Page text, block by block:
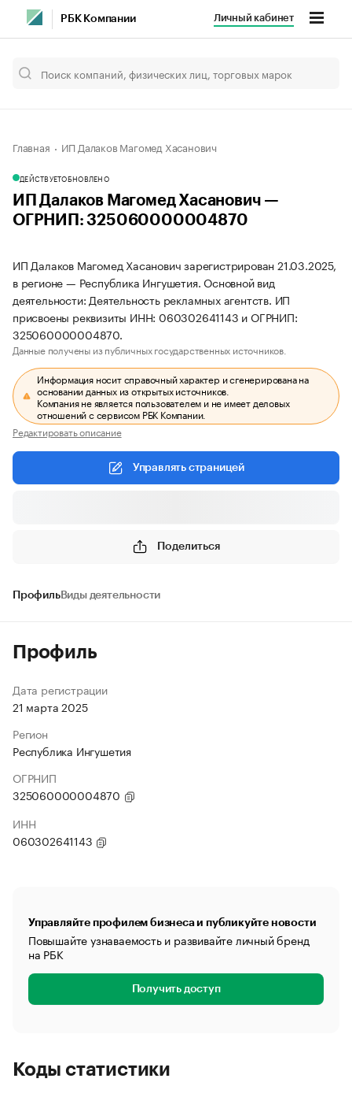
РБК Компании Личный кабинет
Главная ИП Далаков Магомед Хасанович
ДЕЙСТВУЕТОБНОВЛЕНО
ИП Далаков Магомед Хасанович —
ОГРНИП: 325060000004870
ИП Далаков Магомед Хасанович зарегистрирован 21.03.2025,
в регионе — Республика Ингушетия. Основной вид
деятельности: Деятельность рекламных агентств. ИП
присвоены реквизиты ИНН: 060302641143 и ОГРНИП:
325060000004870.
Данные получены из публичных государственных источников.
Информация носит справочный характер и сгенерирована на
основании данных из открытых источников.
Компания не является пользователем и не имеет деловых
отношений с сервисом РБК Компании.
Редактировать описание
Управлять страницей
Поделиться
ПрофильВиды деятельности
Профиль
Дата регистрации
21 марта 2025
Регион
Республика Ингушетия
ОГРНИП
325060000004870
ИНН
060302641143
Управляйте профилем бизнеса и публикуйте новости
Повышайте узнаваемость и развивайте личный бренд
на РБК
Получить доступ
Коды статистики